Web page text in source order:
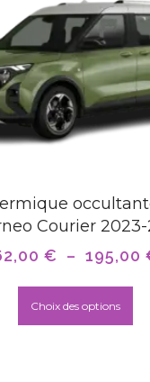
Courier
€ – 195,00
Choix des options